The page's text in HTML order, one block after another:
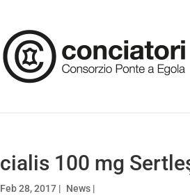
cialis 100 mg
Feb 28, 2017 | News |